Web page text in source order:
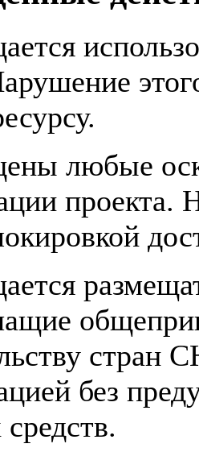
любые
проекта.
стран
без